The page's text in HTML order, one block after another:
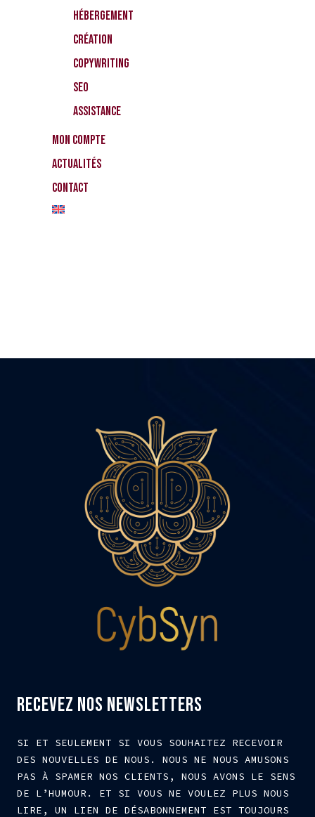
Hébergement
Création
CopyWriting
SEO
Assistance
Mon compte
Actualités
Contact
RECEVEZ NOS NEWSLETTERS
SI ET SEULEMENT SI VOUS SOUHAITEZ RECEVOIR
DES NOUVELLES DE NOUS. NOUS NE NOUS AMUSONS
PAS À SPAMER NOS CLIENTS, NOUS AVONS LE SENS
DE L’HUMOUR. ET SI VOUS NE VOULEZ PLUS NOUS
LIRE, UN LIEN DE DÉSABONNEMENT EST TOUJOURS